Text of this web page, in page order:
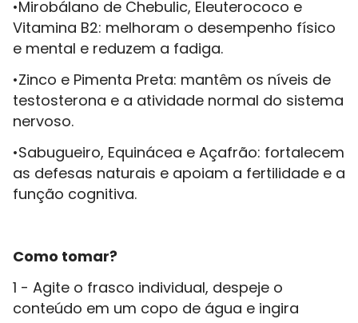
•Mirobálano de Chebulic, Eleuterococo e
Vitamina B2: melhoram o desempenho físico
e mental e reduzem a fadiga.
•Zinco e Pimenta Preta: mantêm os níveis de
testosterona e a atividade normal do sistema
nervoso.
•Sabugueiro, Equinácea e Açafrão: fortalecem
as defesas naturais e apoiam a fertilidade e a
função cognitiva.
Como tomar?
1 - Agite o frasco individual, despeje o
conteúdo em um copo de água e ingira